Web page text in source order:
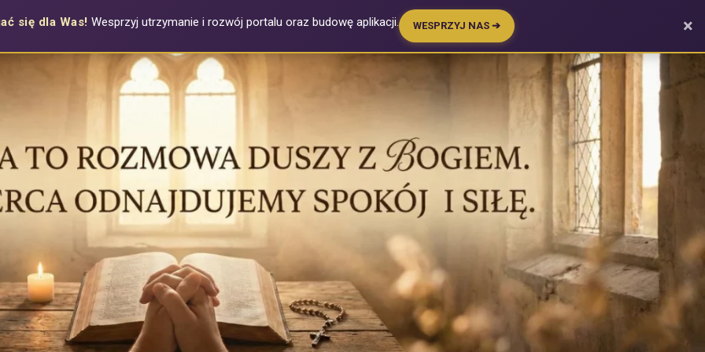
się dla Was! Wesprzyj utrzymanie i rozwój portalu oraz budowę aplikacji. WESPRZYJ NAS ➔ ×